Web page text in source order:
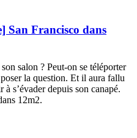
San Francisco dans
salon ? Peut-on se téléporter
la question. Et il aura fallu
s’évader depuis son canapé.
12m2.